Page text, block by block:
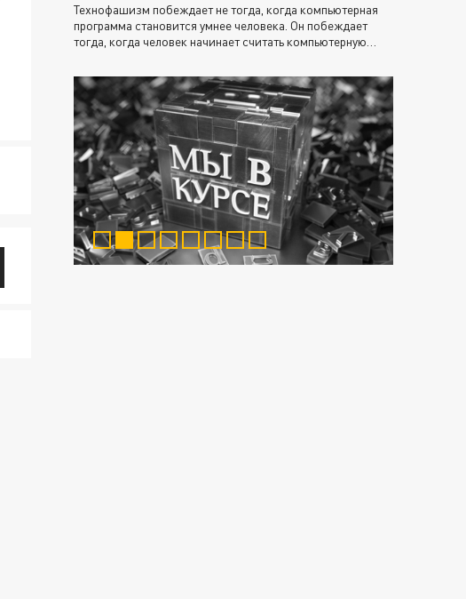
Технофашизм побеждает не тогда, когда компьютерная
программа становится умнее человека. Он побеждает
тогда, когда человек начинает считать компьютерную